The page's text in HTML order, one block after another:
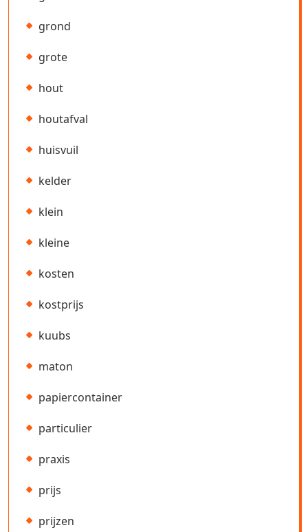
grond
grote
hout
houtafval
huisvuil
kelder
klein
kleine
kosten
kostprijs
kuubs
maton
papiercontainer
particulier
praxis
prijs
prijzen